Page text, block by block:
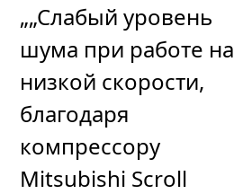
„„Слабый уровень
шума при работе на
низкой скорости,
благодаря
компрессору
Mitsubishi Scroll